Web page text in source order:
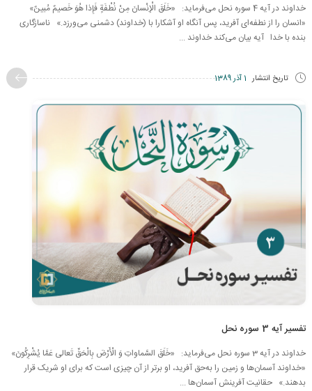
خداوند در آیه 4 سوره نحل می‌فرماید: «خَلَقَ الْإِنْسانَ مِنْ نُطْفَةٍ فَإِذا هُوَ خَصیمٌ مُبینٌ»
«انسان را از نطفه‌اى آفرید، پس آنگاه او آشکارا با (خداوند) دشمنى مى‌ورزد.» ناسازگاری
بنده با خدا آیه بیان می‌کند خداوند ...
تاریخ انتشار 1 آذر 1389
تفسیر آیه 3 سوره نحل
خداوند در آیه 3 سوره نحل می‌فرماید: «خَلَقَ السَّماواتِ وَ الْأَرْضَ بِالْحَقِّ تَعالى‏ عَمَّا يُشْرِكُونَ»
«خداوند آسمان‌ها و زمین را به‌حق آفرید، او برتر از آن چیزی است که برای او شریک قرار
بدهند.» حقانیت آفرینش آسمان‌ها ...